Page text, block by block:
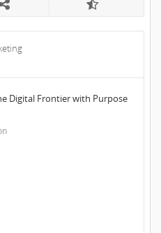
Digital Frontier with Purpose